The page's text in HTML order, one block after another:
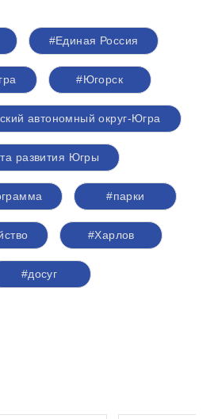
#Единая Россия
#Югорск
автономный округ-Югра
развития Югры
#парки
#Харлов
#досуг